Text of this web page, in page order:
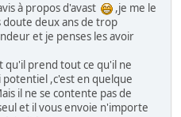
à propos d'avast
,je me le
doute deux ans de trop
et je penses les avoir
prend tout ce qu'il ne
,c'est en quelque
il ne se contente pas de
et il vous envoie n'importe